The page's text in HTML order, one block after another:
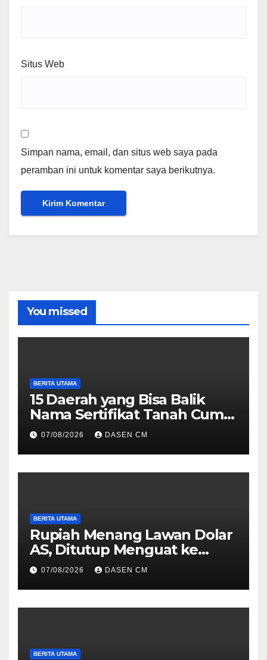
Situs Web
Simpan nama, email, dan situs web saya pada
peramban ini untuk komentar saya berikutnya.
You missed
BERITA UTAMA
15 Daerah yang Bisa Balik
Nama Sertifikat Tanah Cuma
10 Hari, Cek Syarat dan
Caranya
07/08/2026 DASEN CM
BERITA UTAMA
Rupiah Menang Lawan Dolar
AS, Ditutup Menguat ke
Rp17.910
07/08/2026 DASEN CM
BERITA UTAMA